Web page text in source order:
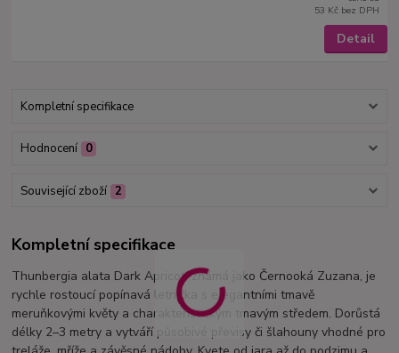
53 Kč bez DPH
Detail
Kompletní specifikace
Hodnocení 0
Související zboží 2
Kompletní specifikace
Thunbergia alata Dark Apricot, známá jako Černooká Zuzana, je
rychle rostoucí popínavá letnička s elegantními tmavě
meruňkovými květy a charakteristickým tmavým středem. Dorůstá
délky 2–3 metry a vytváří působivé převisy či šlahouny vhodné pro